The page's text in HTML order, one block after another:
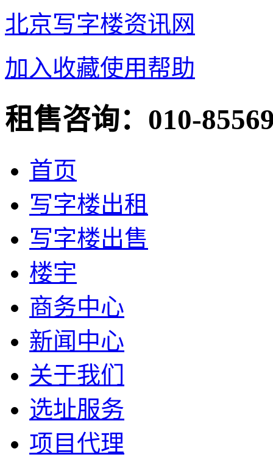
北京写字楼资讯网
加入收藏使用帮助
租售咨询： 010-
首页
写字楼出租
写字楼出售
楼宇
商务中心
新闻中心
关于我们
选址服务
项目代理